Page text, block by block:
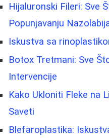
Hijaluronski Fileri: Sve
Popunjavanju
Iskustva sa
Botox Tretmani: Sve
Intervencije
Kako Ukloniti Fleke na
Saveti
Blefaroplastika: